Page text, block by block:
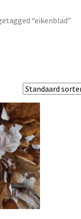
“eikenblad”